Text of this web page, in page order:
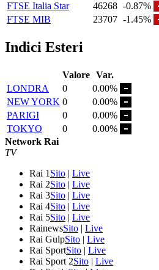
FTSE Italia Star
46268 -0.87%
FTSE MIB
23707 -1.45%
Indici Esteri
Valore Var.
LONDRA
0
0.00%
NEW YORK 0
0.00%
PARIGI
0
0.00%
TOKYO
0
0.00%
Network Rai
TV
Rai 1 Sito | Live
Rai 2Sito | Live
Rai 3Sito | Live
Rai 4Sito | Live
Rai 5Sito | Live
RainewsSito | Live
Rai GulpSito | Live
Rai SportSito | Live
Rai Sport 2Sito | Live